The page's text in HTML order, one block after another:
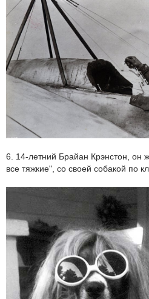
6. 14-летний Брайан Крэнстон, он
все тяжкие", со своей собакой по